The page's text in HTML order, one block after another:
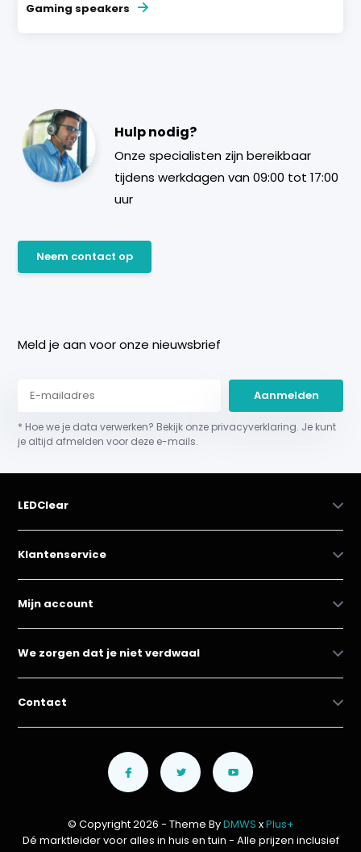
Gaming speakers
Hulp nodig?
Onze specialisten zijn bereikbaar
tijdens werkdagen van 09:00 tot 17:00
uur
Neem contact op
Meld je aan voor onze nieuwsbrief
Aanmelden
* Hoe we je data verwerken? Bekijk onze privacyverklaring. Je kunt
je altijd afmelden voor deze e-mails.
LEDClear
Klantenservice
Mijn account
We zorgen dat je niet verdwaal
Contact
© Copyright 2026 - Theme ByDMWS xPlus+
Dé marktleider voor alles in huis en tuin - Alle prijzen inclusief